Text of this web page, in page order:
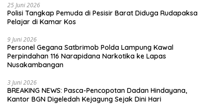
25 Juni 2026
Polisi Tangkap Pemuda di Pesisir Barat Diduga Rudapaksa
Pelajar di Kamar Kos
9 Juni 2026
Personel Gegana Satbrimob Polda Lampung Kawal
Perpindahan 116 Narapidana Narkotika ke Lapas
Nusakambangan
3 Juni 2026
BREAKING NEWS: Pasca-Pencopotan Dadan Hindayana,
Kantor BGN Digeledah Kejagung Sejak Dini Hari